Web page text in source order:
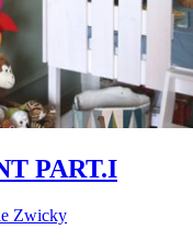
PART.I
Zwicky